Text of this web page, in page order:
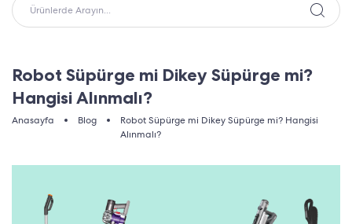
Ürünlerde Arayın...
Robot Süpürge mi Dikey Süpürge mi?
Hangisi Alınmalı?
Anasayfa Blog
Robot Süpürge mi Dikey Süpürge mi? Hangisi
Alınmalı?